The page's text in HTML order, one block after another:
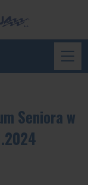
Seniora w